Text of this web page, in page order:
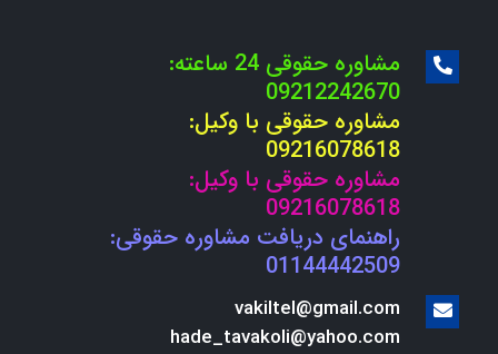
مشاوره حقوقی 24 ساعته:
09212242670
مشاوره حقوقی با وکیل:
09216078618
مشاوره حقوقی با وکیل:
09216078618
راهنمای دریافت مشاوره حقوقی:
01144442509
vakiltel@gmail.com
hade_tavakoli@yahoo.com